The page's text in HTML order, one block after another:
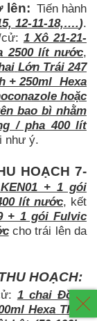
lên: Tiến hành
12-11-18,….).
1 Xô 21-21-
2500 lít nước,
Lớn Trái 247
+ 250ml Hexa
hoặc
bao bì nhằm
/ pha 400 lít
như ý.
HOẠCH 7-
+ 1 gói
lít nước, kết
+ 1 gói Fulvic
cho trái lên da
HOẠCH:
1 chai Đồng
Hexa Thái/